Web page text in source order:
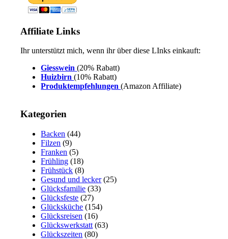
Affiliate Links
Ihr unterstützt mich, wenn ihr über diese LInks einkauft:
Giesswein (20% Rabatt)
Huizbirn(10% Rabatt)
Produktempfehlungen(Amazon Affiliate)
Kategorien
Backen (44)
Filzen (9)
Franken (5)
Frühling (18)
Frühstück (8)
Gesund und lecker(25)
Glücksfamilie (33)
Glücksfeste (27)
Glücksküche (154)
Glücksreisen (16)
Glückswerkstatt (63)
Glückszeiten (80)